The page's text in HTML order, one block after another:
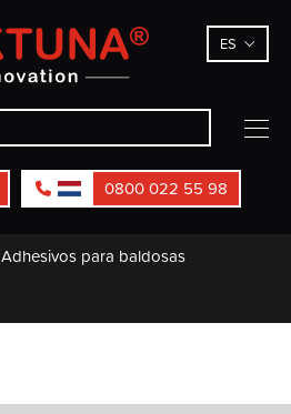
ES
0800 022 55 98
Adhesivos para baldosas